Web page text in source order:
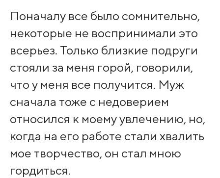
Поначалу все было сомнительно,
некоторые не воспринимали это
всерьез. Только близкие подруги
стояли за меня горой, говорили,
что у меня все получится. Муж
сначала тоже с недоверием
относился к моему увлечению, но,
когда на его работе стали хвалить
мое творчество, он стал мною
гордиться.